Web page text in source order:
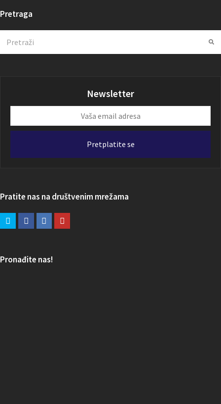
Pretraga
Newsletter
email
Pretplatite se
Pratite nas na društvenim mrežama
Pronađite nas!